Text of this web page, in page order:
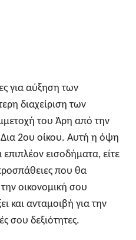
για αύξηση των
διαχείριση των
του Άρη από την
2ου οίκου. Αυτή η όψη
επιπλέον εισοδήματα, είτε
που θα
την οικονομική σου
και ανταμοιβή για την
σου δεξιότητες.